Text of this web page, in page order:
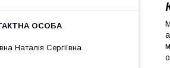
Наталія Сергіївна